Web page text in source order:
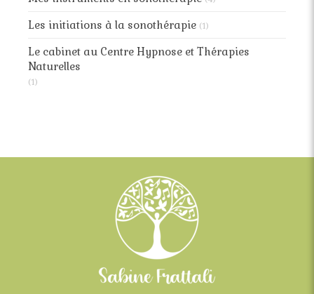
Les initiations à la sonothérapie (1)
Le cabinet au Centre Hypnose et Thérapies
Naturelles
(1)